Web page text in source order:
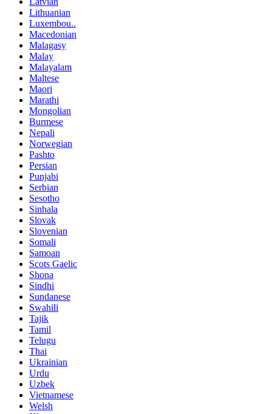
Lithuanian
Luxembou..
Macedonian
Malagasy
Malay
Malayalam
Maltese
Maori
Marathi
Mongolian
Burmese
Nepali
Norwegian
Pashto
Persian
Punjabi
Serbian
Sesotho
Sinhala
Slovak
Slovenian
Somali
Samoan
Scots Gaelic
Shona
Sindhi
Sundanese
Swahili
Tajik
Tamil
Telugu
Thai
Ukrainian
Urdu
Uzbek
Vietnamese
Welsh